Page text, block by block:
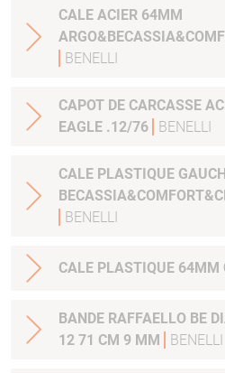
CALE ACIER 64MM
BENELLI
CAPOT DE CARCASSE ACIER
EAGLE .12/76
BENELLI
CALE PLASTIQUE
BENELLI
CALE PLASTIQUE 64MM
BANDE RAFFAELLO BE DIAMOND D ORIGINE CAL
12 71 CM 9 MM
BENELLI